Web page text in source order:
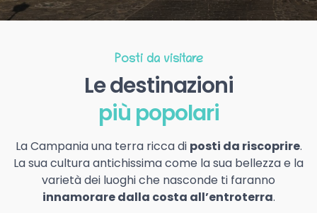
Posti da visitare
Le destinazioni
più popolari
La Campania una terra ricca di posti da riscoprire.
La sua cultura antichissima come la sua bellezza e la
varietà dei luoghi che nasconde ti faranno
innamorare dalla costa all’entroterra.